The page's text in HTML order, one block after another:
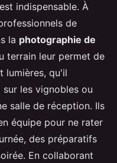
indispensable. À
de
la photographie de
terrain leur permet de
lumières, qu'il
les vignobles ou
salle de réception. Ils
équipe pour ne rater
des préparatifs
En collaborant